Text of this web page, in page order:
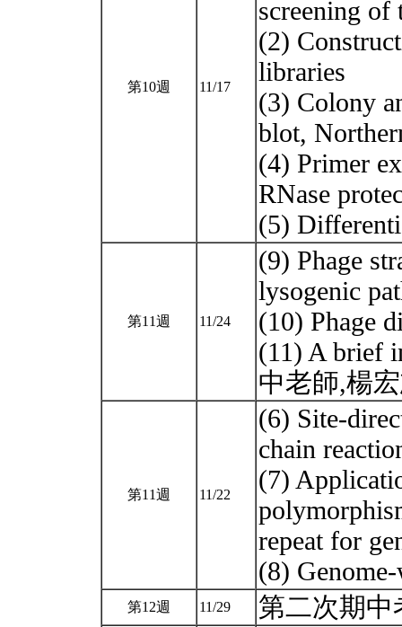
第10週 11/17
screening of
(2)
libraries
(3) Colony
blot,
(4) Primer
RNase
(5)
第11週 11/24
(9) Phage
lysogenic
(10) Phage
(11) A brief
中老師,楊
第11週 11/22
(6) Site-
chain
(7)
repeat for
(8)
第12週 11/29 第二次期中